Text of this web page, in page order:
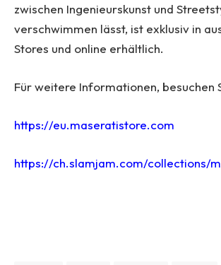
zwischen Ingenieurskunst und
verschwimmen lässt, ist exklusiv in
Stores und online erhältlich.
Für weitere Informationen, besuchen
https://eu.maseratistore.com
https://ch.slamjam.com/collections/